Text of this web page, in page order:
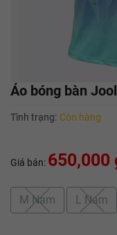
Áo bóng bàn
Tình trạng: Còn hàng
Giá bán: 650,000
M Nam L Nam